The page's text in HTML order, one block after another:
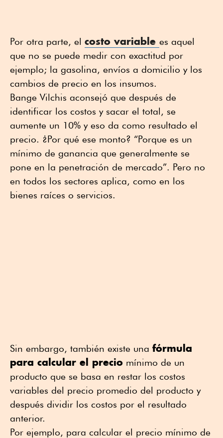
Por otra parte, el costo variable es aquel
que no se puede medir con exactitud por
ejemplo; la gasolina, envíos a domicilio y los
cambios de precio en los insumos.
Bange Vilchis aconsejó que después de
identificar los costos y sacar el total, se
aumente un 10% y eso da como resultado el
precio. ¿Por qué ese monto? “Porque es un
mínimo de ganancia que generalmente se
pone en la penetración de mercado”. Pero no
en todos los sectores aplica, como en los
bienes raíces o servicios.
Sin embargo, también existe una fórmula
para calcular el precio mínimo de un
producto que se basa en restar los costos
variables del precio promedio del producto y
después dividir los costos por el resultado
anterior.
Por ejemplo, para calcular el precio mínimo de